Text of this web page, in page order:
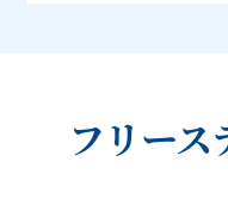
フリー